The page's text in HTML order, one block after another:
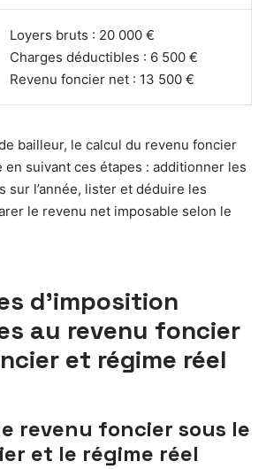
Loyers bruts : 20 000 €
Charges déductibles : 6 500 €
Revenu foncier net : 13 500 €
bailleur, le calcul du revenu foncier
en suivant ces étapes : additionner les
sur l’année, lister et déduire les
le revenu net imposable selon le
d’imposition
au revenu foncier
et régime réel
revenu foncier sous le
et le régime réel